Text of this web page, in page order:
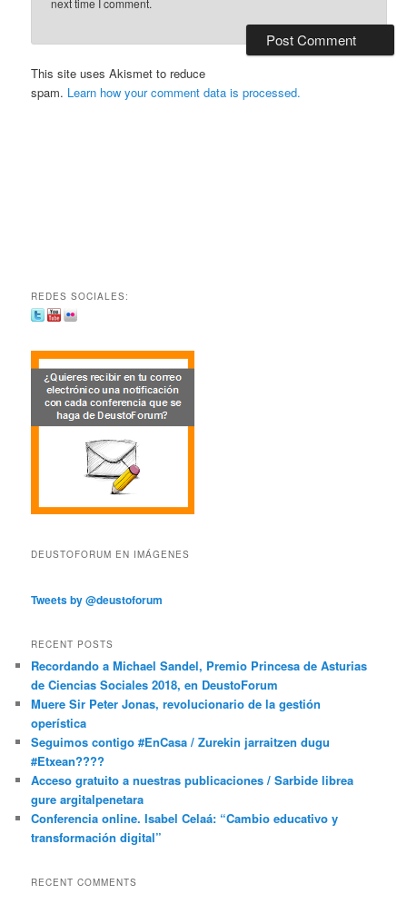
This site uses Akismet to reduce
spam. Learn how your comment data is processed.
REDES SOCIALES:
DEUSTOFORUM EN IMÁGENES
Tweets by @deustoforum
RECENT POSTS
Recordando a Michael Sandel, Premio Princesa de Asturias
de Ciencias Sociales 2018, en DeustoForum
Muere Sir Peter Jonas, revolucionario de la gestión
operística
Seguimos contigo #EnCasa / Zurekin jarraitzen dugu
#Etxean????
Acceso gratuito a nuestras publicaciones / Sarbide librea
gure argitalpenetara
Conferencia online. Isabel Celaá: “Cambio educativo y
transformación digital”
RECENT COMMENTS